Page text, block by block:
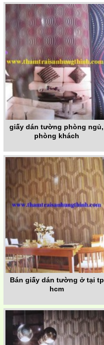
giấy dán tường phòng ngủ,
phòng khách
Bán giấy dán tường ở tại tp
hcm